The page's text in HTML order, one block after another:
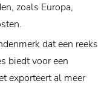
zoals Europa,
dat een reeks
biedt voor een
exporteert al meer